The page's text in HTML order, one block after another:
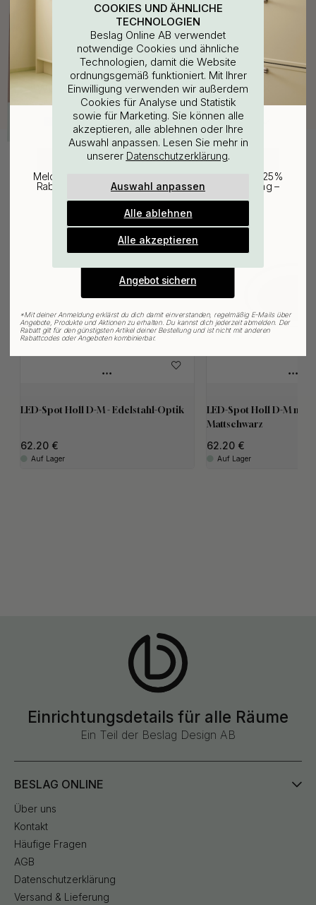
Verwandte Produkte
LED-Spot Holl D-M - Edelstahl-Optik
62.20
Auf Lager
LED-Spot Holl D-M mit
Mattschwarz
62.20
Auf Lager
Einrichtungsdetails für alle Räume
Ein Teil der Beslag Design AB
BESLAG ONLINE
Über uns
Kontakt
Häufige Fragen
AGB
Datenschutzerklärung
Versand & Lieferung
COOKIES UND ÄHNLICHE
TECHNOLOGIEN
Beslag Online AB verwendet
notwendige Cookies und ähnliche
Technologien, damit die Website
ordnungsgemäß funktioniert. Mit Ihrer
Einwilligung verwenden wir außerdem
Cookies für Analyse und Statistik
sowie für Marketing. Sie können alle
akzeptieren, alle ablehnen oder Ihre
Auswahl anpassen. Lesen Sie mehr in
unserer Datenschutzerklärung.
Auswahl anpassen
Alle ablehnen
Alle akzeptieren
WOULD YOU RATHER VISIT?
EU
CHANGE COUNTRY
25% Rabatt auf deinen
günstigsten Artikel
Melde dich für unseren Newsletter an und erhalte 25%
Rabatt auf den günstigsten Artikel deiner Bestellung –
plus Inspiration und exklusive Angebote.
Gültig bis zum 31. August
Angebot sichern
*Mit deiner Anmeldung erklärst du dich damit einverstanden, regelmäßig E-Mails über
Angebote, Produkte und Aktionen zu erhalten. Du kannst dich jederzeit abmelden. Der
Rabatt gilt für den günstigsten Artikel deiner Bestellung und ist nicht mit anderen
Rabattcodes oder Angeboten kombinierbar.